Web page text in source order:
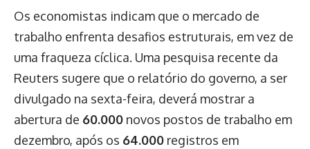
Os economistas indicam que o mercado de
trabalho enfrenta desafios estruturais, em vez de
uma fraqueza cíclica. Uma pesquisa recente da
Reuters sugere que o relatório do governo, a ser
divulgado na sexta-feira, deverá mostrar a
abertura de 60.000 novos postos de trabalho em
dezembro, após os 64.000 registros em